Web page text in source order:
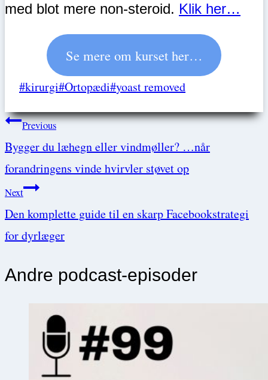
med blot mere non-steroid. Klik her…
Se mere om kurset her…
Post
#kirurgi#Ortopædi#yoast removed
Post
navigation
Previous
Bygger du læhegn eller vindmøller? …når
forandringens vinde hvirvler støvet op
Next
Den komplette guide til en skarp Facebookstrategi
for dyrlæger
Andre podcast-episoder